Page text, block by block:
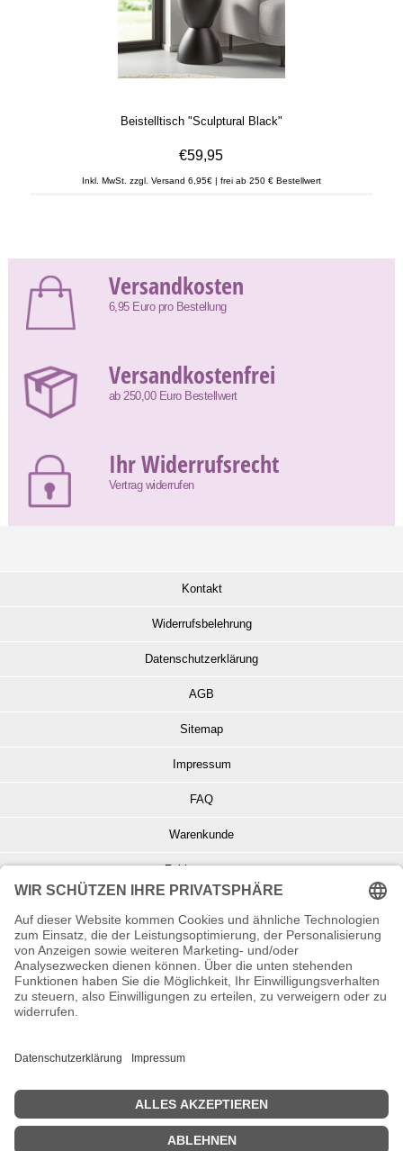
Beistelltisch "Sculptural Black"
€59,95
Inkl. MwSt. zzgl. Versand 6,95€ | frei ab 250 € Bestellwert
Versandkosten
6,95 Euro pro Bestellung
Versandkostenfrei
ab 250,00 Euro Bestellwert
Ihr Widerrufsrecht
Vertrag widerrufen
Kontakt
Widerrufsbelehrung
Datenschutzerklärung
AGB
Sitemap
Impressum
FAQ
Warenkunde
Zahlungsarten
Info zu Elektro- u. Elektronikgeräten
Batterieentsorgung
Informationen zur Echtheit von Kundenbewertungen
© Copyright 2026 Wohnambiente-Shop